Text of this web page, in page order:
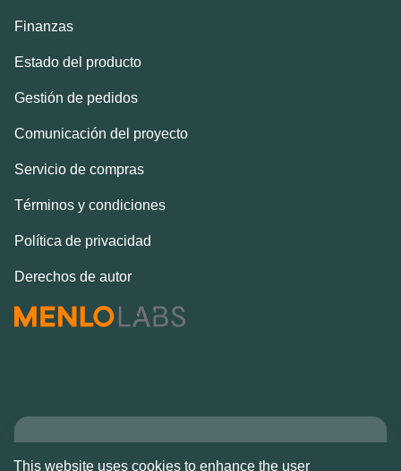
This website uses cookies to enhance the user
Finanzas
Estado del producto
Gestión de pedidos
Comunicación del proyecto
Servicio de compras
Términos y condiciones
Política de privacidad
Derechos de autor
Copyright © Alcove